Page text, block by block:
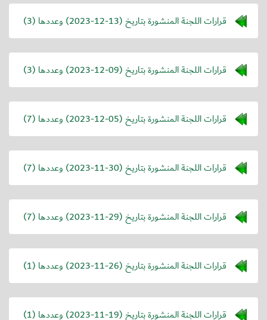
قرارات اللجنة المنشورة بتاريخ (2023-12-13) وعددها (3)
قرارات اللجنة المنشورة بتاريخ (2023-12-09) وعددها (3)
قرارات اللجنة المنشورة بتاريخ (2023-12-05) وعددها (7)
قرارات اللجنة المنشورة بتاريخ (2023-11-30) وعددها (7)
قرارات اللجنة المنشورة بتاريخ (2023-11-29) وعددها (7)
قرارات اللجنة المنشورة بتاريخ (2023-11-26) وعددها (1)
قرارات اللجنة المنشورة بتاريخ (2023-11-19) وعددها (1)